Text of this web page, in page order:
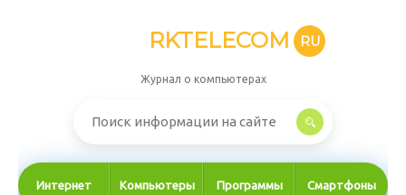
RKTELECOM RU
Журнал о компьютерах
Интернет Компьютеры Программы Смартфоны